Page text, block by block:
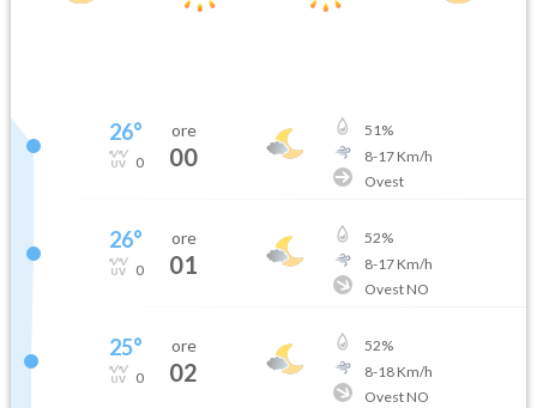
26°
0
ore
00
51%
8-17Km/h
Ovest
26°
0
ore
01
52%
8-17Km/h
Ovest NO
25°
0
ore
02
52%
8-18Km/h
Ovest NO